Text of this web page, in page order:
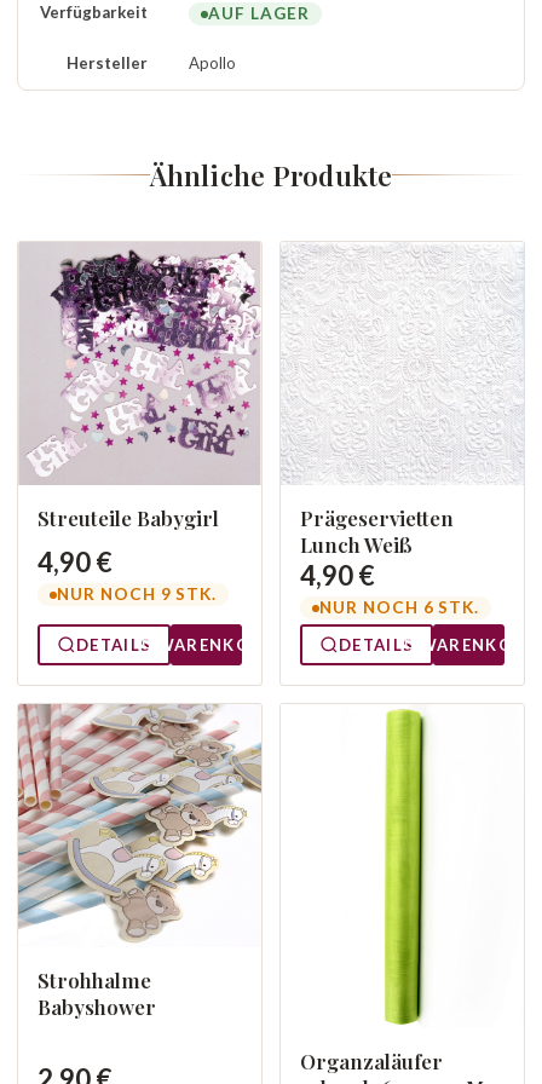
Verfügbarkeit AUF LAGER
Hersteller Apollo
Ähnliche Produkte
Streuteile Babygirl
4,90 €
NUR NOCH 9 STK.
DETAILS WARENKORB
Prägeservietten
Lunch Weiß
4,90 €
NUR NOCH 6 STK.
DETAILS
WARENKORB
Strohhalme
Babyshower
Organzaläufer